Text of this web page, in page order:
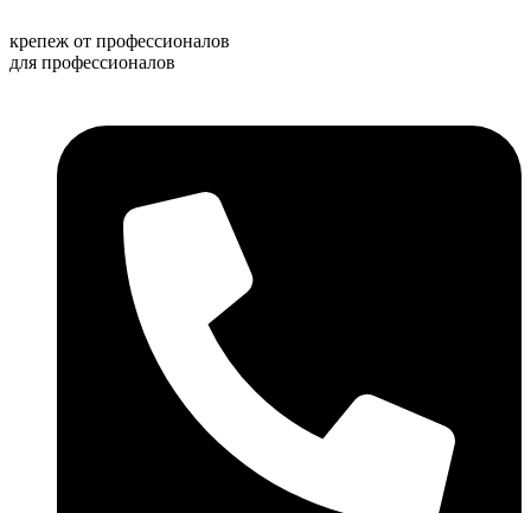
к
содержимому
крепеж от профессионалов
для профессионалов